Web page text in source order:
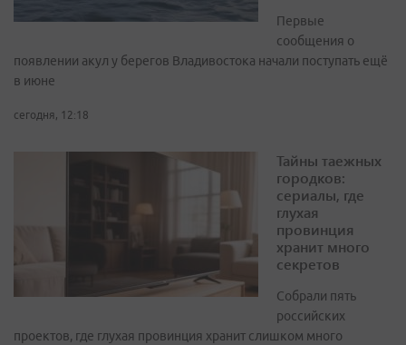
Первые
сообщения о
появлении акул у берегов Владивостока начали поступать ещё
в июне
сегодня, 12:18
Тайны таежных
городков:
сериалы, где
глухая
провинция
хранит много
секретов
Собрали пять
российских
проектов, где глухая провинция хранит слишком много